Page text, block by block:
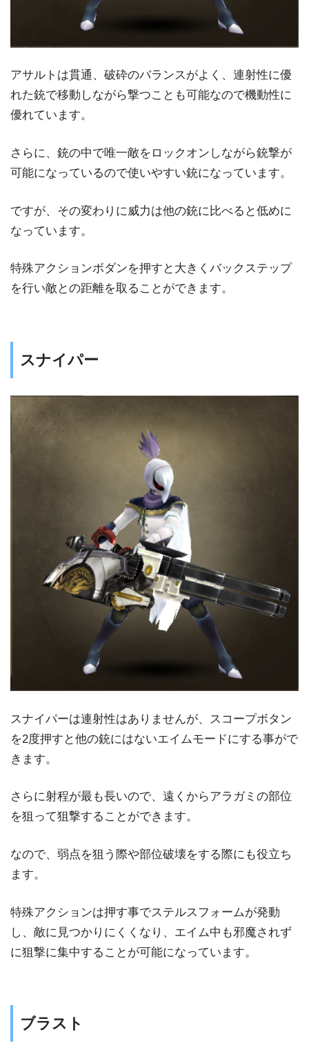
アサルトは貫通、破砕のバランスがよく、連射性に優
れた銃で移動しながら撃つことも可能なので機動性に
優れています。
さらに、銃の中で唯一敵をロックオンしながら銃撃が
可能になっているので使いやすい銃になっています。
ですが、その変わりに威力は他の銃に比べると低めに
なっています。
特殊アクションボダンを押すと大きくバックステップ
を行い敵との距離を取ることができます。
スナイパー
スナイパーは連射性はありませんが、スコープボタン
を2度押すと他の銃にはないエイムモードにする事がで
きます。
さらに射程が最も長いので、遠くからアラガミの部位
を狙って狙撃することができます。
なので、弱点を狙う際や部位破壊をする際にも役立ち
ます。
特殊アクションは押す事でステルスフォームが発動
し、敵に見つかりにくくなり、エイム中も邪魔されず
に狙撃に集中することが可能になっています。
ブラスト